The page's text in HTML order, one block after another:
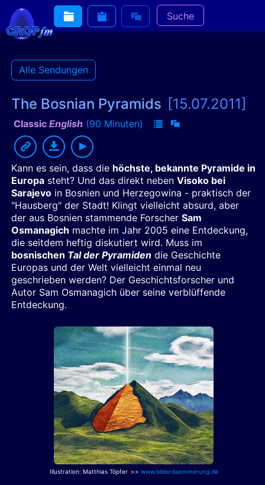
Suche
Alle Sendungen
The Bosnian Pyramids [15.07.2011]
Classic English (90 Minuten)
Kann es sein, dass die höchste, bekannte Pyramide in
Europa steht? Und das direkt neben Visoko bei
Sarajevo in Bosnien und Herzegowina - praktisch der
"Hausberg" der Stadt! Klingt vielleicht absurd, aber
der aus Bosnien stammende Forscher Sam
Osmanagich machte im Jahr 2005 eine Entdeckung,
die seitdem heftig diskutiert wird. Muss im
bosnischen Tal der Pyramiden die Geschichte
Europas und der Welt vielleicht einmal neu
geschrieben werden? Der Geschichtsforscher und
Autor Sam Osmanagich über seine verblüffende
Entdeckung.
Illustration: Matthias Töpfer >> www.bilderdaemmerung.de